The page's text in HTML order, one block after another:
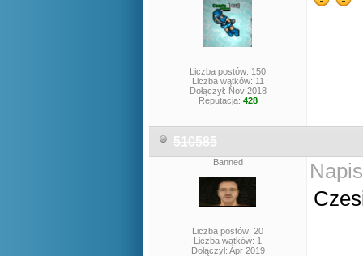
Liczba postów: 150
Liczba wątków: 11
Dołączył: Nov 2018
Reputacja: 428
510585
Banned
Liczba postów: 20
Liczba wątków: 1
Dołączył: Apr 2019